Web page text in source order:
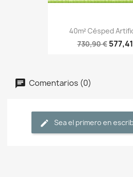
40m² Césped
730,90 €
Comentarios (0)
Sea el primero en